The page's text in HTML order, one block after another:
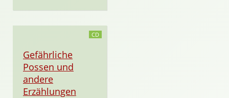
CD
Gefährliche
Possen und
andere
Erzählungen